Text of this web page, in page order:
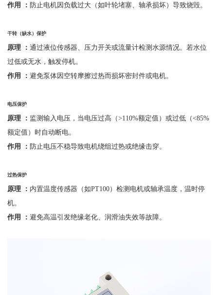
作用
： 防止电机因负载过大（如叶轮堵塞、轴承损坏）导致烧毁。
干转（缺水）保护
原理 ： 通过液位传感器、压力开关或流量计检测水源情况。若水位
过低或无水，触发停机。
作用
： 避免泵体因空转摩擦过热而损坏密封件或电机。
电压保护
原理 ： 监测输入电压，当电压过高（>110%额定值）或过低（<85%
额定值）时自动断电。
作用
： 防止电压不稳导致电机绕组过热或绝缘击穿。
过热保护
原理 ： 内置温度传感器（如PT100）检测电机或轴承温度，温时停
机。
作用
： 避免高温引发绝缘老化、润滑油失效等故障。